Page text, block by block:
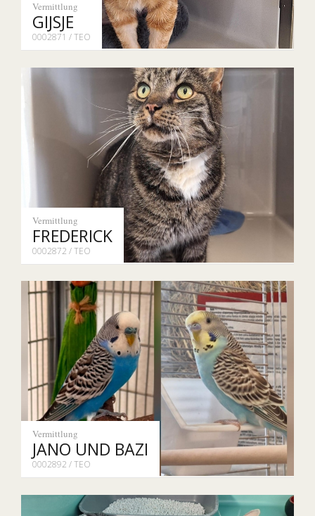
Vermittlung
GIJSJE
0002871 / TEO
Vermittlung
FREDERICK
0002872 / TEO
Vermittlung
JANO UND BAZI
0002892 / TEO